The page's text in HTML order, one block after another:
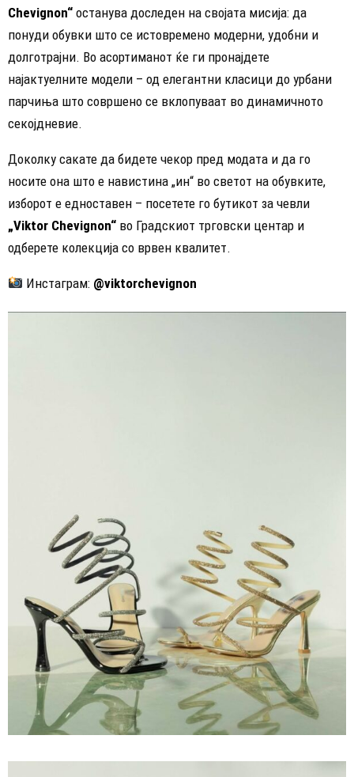
Chevignon“ останува доследен на својата мисија: да
понуди обувки што се истовремено модерни, удобни и
долготрајни. Во асортиманот ќе ги пронајдете
најактуелните модели – од елегантни класици до урбани
парчиња што совршено се вклопуваат во динамичното
секојдневие.
Доколку сакате да бидете чекор пред модата и да го
носите она што е навистина „ин“ во светот на обувките,
изборот е едноставен – посетете го бутикот за чевли
„Viktor Chevignon“ во Градскиот трговски центар и
одберете колекција со врвен квалитет.
Инстаграм: @viktorchevignon